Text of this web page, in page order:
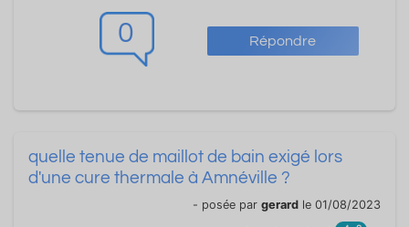
0 Répondre
quelle tenue de maillot de bain exigé lors
d'une cure thermale à Amnéville ?
- posée par gerard le 01/08/2023